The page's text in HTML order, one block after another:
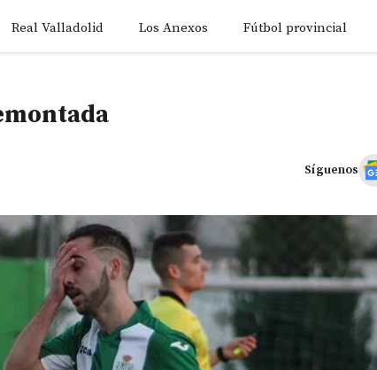
Real Valladolid Los Anexos Fútbol provincial
Síguenos